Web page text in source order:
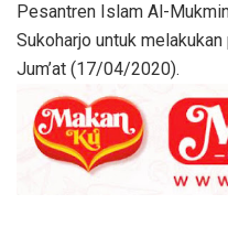
Pesantren Islam Al-
Sukoharjo untuk
Jum’at (17/04/2020).